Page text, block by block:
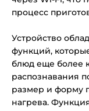
процесс
Устройство
функций,
блюд еще более
распознавания
размер и форму
нагрева.